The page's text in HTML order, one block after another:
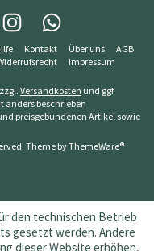
Kontakt Über uns
AGB
Impressum
Versandkosten und ggf.
beschrieben
preisgebundenen Artikel sowie
Theme byThemeWare®
den technischen Betrieb
gesetzt werden. Andere
dieser Website erhöhen,